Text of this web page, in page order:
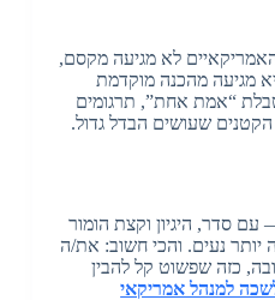
לא מגיעה מקסם,
מגיעה מהכנה מוקדמת
“אמת אחת”, תרגומים
שעושים הבדל גדול.
עם סדר, היגיון וקצת הומור
נעים. והכי חשוב: את/ה
כזה שפשוט קל להבין
למנהל אמריקאי